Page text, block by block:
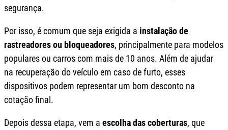
segurança.
Por isso, é comum que seja exigida a instalação de
rastreadores ou bloqueadores, principalmente para modelos
populares ou carros com mais de 10 anos. Além de ajudar
na recuperação do veículo em caso de furto, esses
dispositivos podem representar um bom desconto na
cotação final.
Depois dessa etapa, vem a escolha das coberturas, que